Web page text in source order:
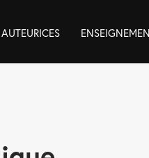
AUTEURICES